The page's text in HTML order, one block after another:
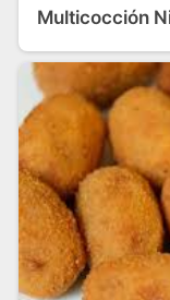
Multicocción